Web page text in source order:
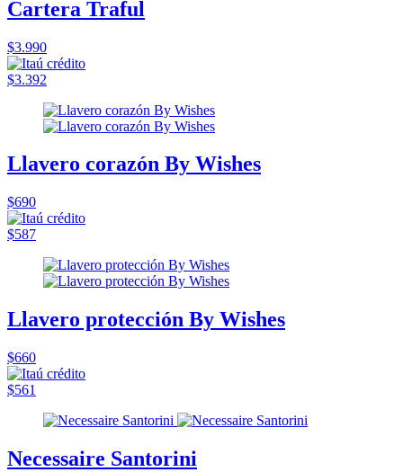
Cartera Traful
$3.990
$3.392
Llavero corazón By Wishes
$690
$587
Llavero protección By Wishes
$660
$561
Necessaire Santorini